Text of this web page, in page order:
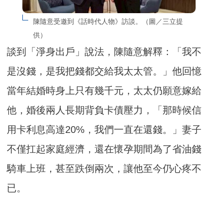
陳隨意受邀到《話時代人物》訪談。（圖／三立提
供）
談到「淨身出戶」說法，陳隨意解釋：「我不
是沒錢，是我把錢都交給我太太管。」他回憶
當年結婚時身上只有幾千元，太太仍願意嫁給
他，婚後兩人長期背負卡債壓力，「那時候信
用卡利息高達20%，我們一直在還錢。」妻子
不僅扛起家庭經濟，還在懷孕期間為了省油錢
騎車上班，甚至跌倒兩次，讓他至今仍心疼不
已。